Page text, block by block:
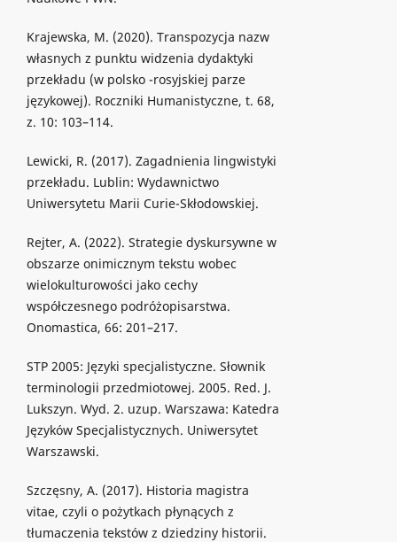
Krajewska, M. (2020). Transpozycja nazw
własnych z punktu widzenia dydaktyki
przekładu (w polsko -rosyjskiej parze
językowej). Roczniki Humanistyczne, t. 68,
z. 10: 103–114.
Lewicki, R. (2017). Zagadnienia lingwistyki
przekładu. Lublin: Wydawnictwo
Uniwersytetu Marii Curie-Skłodowskiej.
Rejter, A. (2022). Strategie dyskursywne w
obszarze onimicznym tekstu wobec
wielokulturowości jako cechy
współczesnego podróżopisarstwa.
Onomastica, 66: 201–217.
STP 2005: Języki specjalistyczne. Słownik
terminologii przedmiotowej. 2005. Red. J.
Lukszyn. Wyd. 2. uzup. Warszawa: Katedra
Języków Specjalistycznych. Uniwersytet
Warszawski.
Szczęsny, A. (2017). Historia magistra
vitae, czyli o pożytkach płynących z
tłumaczenia tekstów z dziedziny historii.